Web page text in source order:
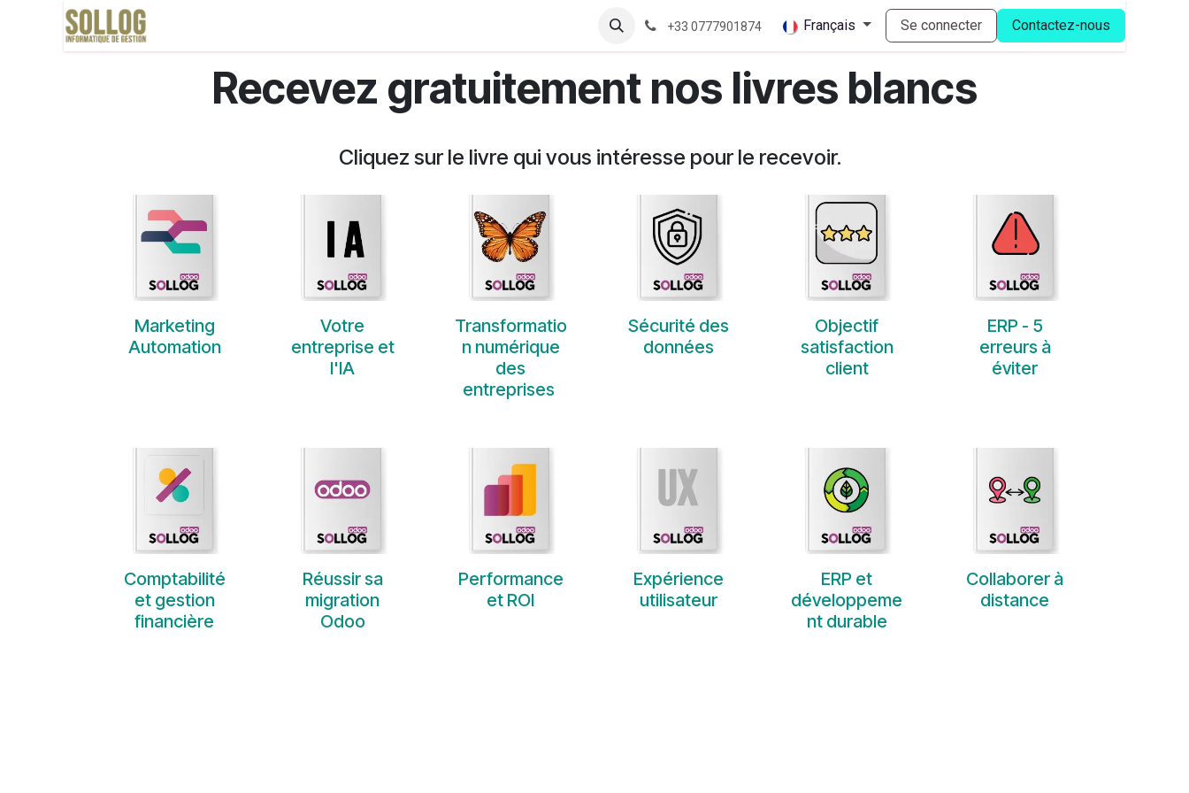
Se rendre au contenu
Blog Livres Blancs Aide
+33 0777901874 Français Se connecter Contactez-nous
Recevez gratuitement nos livres blancs
Cliquez sur le livre qui vous intéresse pour le recevoir.
Marketing
Automation
Votre
entreprise et
l'IA
Transformatio
n numérique
des
entreprises
Sécurité des
données
Objectif
satisfaction
client
ERP - 5
erreurs à
éviter
Comptabilité
et gestion
financière
Réussir sa
migration
Odoo
Performance
et ROI
Expérience
utilisateur
ERP et
développeme
nt durable
Collaborer à
distance